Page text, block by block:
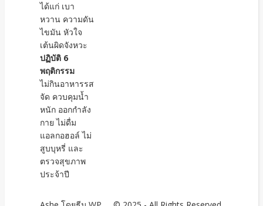
ได้แก่ เบา
หวาน ความดัน
ไขมัน หัวใจ
เต้นผิดจังหวะ
ปฏิบัติ 6
พฤติกรรม
ไม่กินอาหารรส
จัด ควบคุมน้ำ
หนัก ออกกำลัง
กาย ไม่ดื่ม
แอลกอฮอล์ ไม่
สูบบุหรี่ และ
ตรวจสุขภาพ
ประจ้าปี